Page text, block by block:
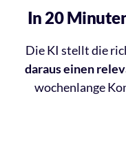
In 20
Die KI stellt die
daraus einen
wochenlange